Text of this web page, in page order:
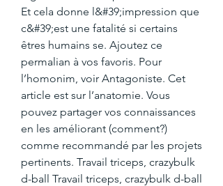
Et cela donne l&#39;impression que
c&#39;est une fatalité si certains
êtres humains se. Ajoutez ce
permalian à vos favoris. Pour
l’homonim, voir Antagoniste. Cet
article est sur l’anatomie. Vous
pouvez partager vos connaissances
en les améliorant (comment?)
comme recommandé par les projets
pertinents. Travail triceps, crazybulk
d-ball Travail triceps, crazybulk d-ball